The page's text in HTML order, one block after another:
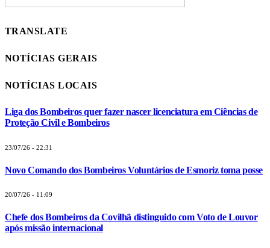
TRANSLATE
NOTÍCIAS GERAIS
NOTÍCIAS LOCAIS
Liga dos Bombeiros quer fazer nascer licenciatura em Ciências de
Proteção Civil e Bombeiros
23/07/26 - 22:31
Novo Comando dos Bombeiros Voluntários de Esmoriz toma posse
20/07/26 - 11:09
Chefe dos Bombeiros da Covilhã distinguido com Voto de Louvor
após missão internacional